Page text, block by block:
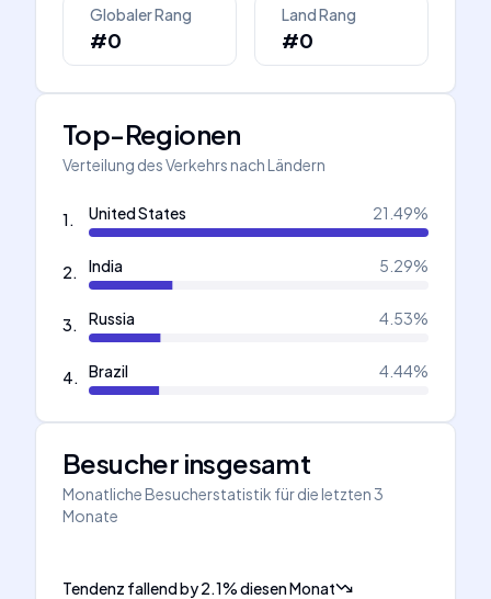
Globaler Rang
#0
Land Rang
#0
Top-Regionen
Verteilung des Verkehrs nach Ländern
1. United States 21.49%
2. India 5.29%
3. Russia 4.53%
4. Brazil 4.44%
Besucher insgesamt
Monatliche Besucherstatistik für die letzten 3
Monate
Tendenz fallendby2.1%diesen Monat